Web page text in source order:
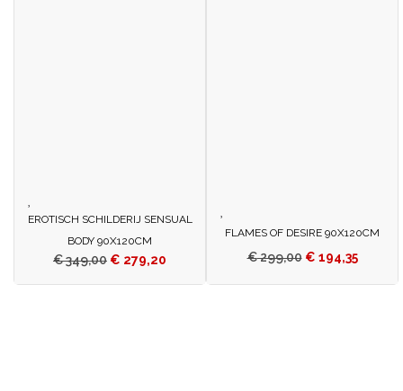
EROTISCH SCHILDERIJ SENSUAL
BODY 90X120CM
€349,00 € 279,20
FLAMES OF DESIRE 90X120CM
€299,00 € 194,35